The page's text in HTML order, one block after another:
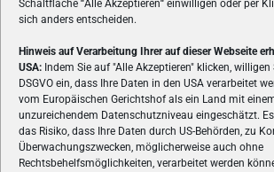
Schaltfläche "Alle Akzeptieren" einwilligen oder per
sich anders entscheiden.
Hinweis auf Verarbeitung Ihrer auf dieser Webseite
USA: Indem Sie auf "Alle Akzeptieren" klicken,
DSGVO ein, dass Ihre Daten in den USA verarbeitet
vom Europäischen Gerichtshof als ein Land mit
unzureichendem Datenschutzniveau eingeschätzt.
das Risiko, dass Ihre Daten durch US-Behörden, zu
Überwachungszwecken, möglicherweise auch ohne
Rechtsbehelfsmöglichkeiten, verarbeitet werden
ÜBER UNS
VON GAMERN, FÜR GAMER! Gamers.at ist
Spielemagazin Österreichs und bringt
Reviews und Videos zu PC- und
Hardware und aus der Welt des e-